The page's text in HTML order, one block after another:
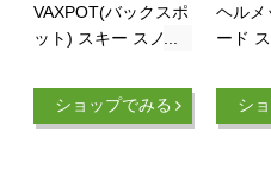
VAXPOT(バックスポ
ット) スキー スノー
【ジャパンフィッ
ト】 VA-3150 BLK L-
ショップでみる
ヘルメ
ード
ット)
シ